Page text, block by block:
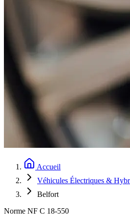
Accueil
Véhicules Électriques &
Belfort
Norme NF C 18-550